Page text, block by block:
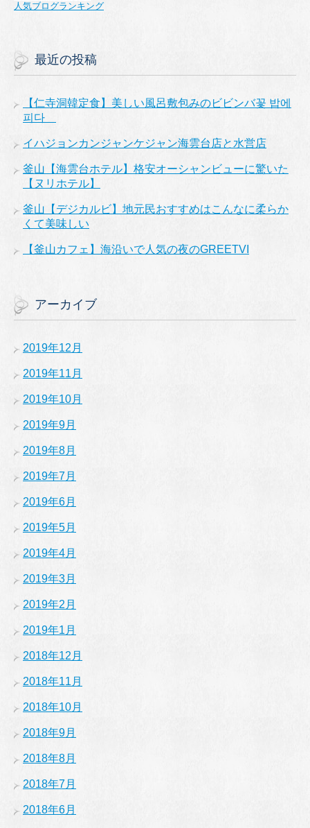
人気ブログランキング
最近の投稿
【仁寺洞韓定食】美しい風呂敷包みのビビンバ꽃 밥에
피다
イハジョンカンジャンケジャン海雲台店と水営店
釜山【海雲台ホテル】格安オーシャンビューに驚いた
【ヌリホテル】
釜山【デジカルビ】地元民おすすめはこんなに柔らか
くて美味しい
【釜山カフェ】海沿いで人気の夜のGREETVI
アーカイブ
2019年12月
2019年11月
2019年10月
2019年9月
2019年8月
2019年7月
2019年6月
2019年5月
2019年4月
2019年3月
2019年2月
2019年1月
2018年12月
2018年11月
2018年10月
2018年9月
2018年8月
2018年7月
2018年6月